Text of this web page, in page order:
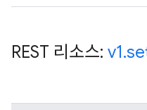
REST 리소스: v1.